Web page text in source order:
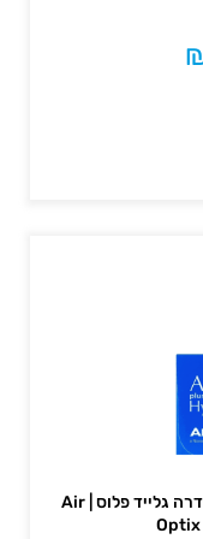
עדשות מגע חודשיות | אייר אופטיקס היידרה גלייד פלוס | Air
Optix